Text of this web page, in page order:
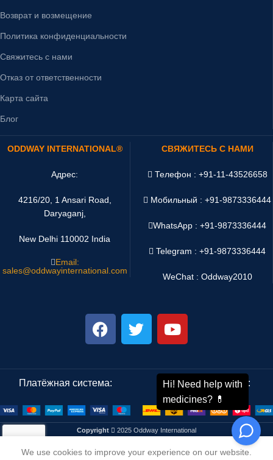
Возврат и возмещение
Политика конфиденциальности
Свяжитесь с нами
Отказ от ответственности
Карта сайта
Блог
ODDWAY INTERNATIONAL®
Адрес:
4216/20, 1 Ansari Road,
Daryaganj,
New Delhi 110002 India
Email:
sales@oddwayinternational.com
СВЯЖИТЕСЬ С НАМИ
Телефон : +91-11-43526658
Мобильный : +91-9873336444
WhatsApp :+91-9873336444
Telegram : +91-9873336444
WeChat : Oddway2010
Платёжная система: Система доставки:
Copyright 2025 Oddway International
We use cookies to improve your experience on our website.